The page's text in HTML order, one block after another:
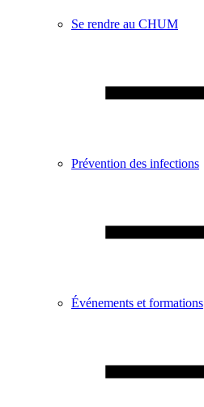
Se rendre au CHUM
Prévention des infections
Événements et formations